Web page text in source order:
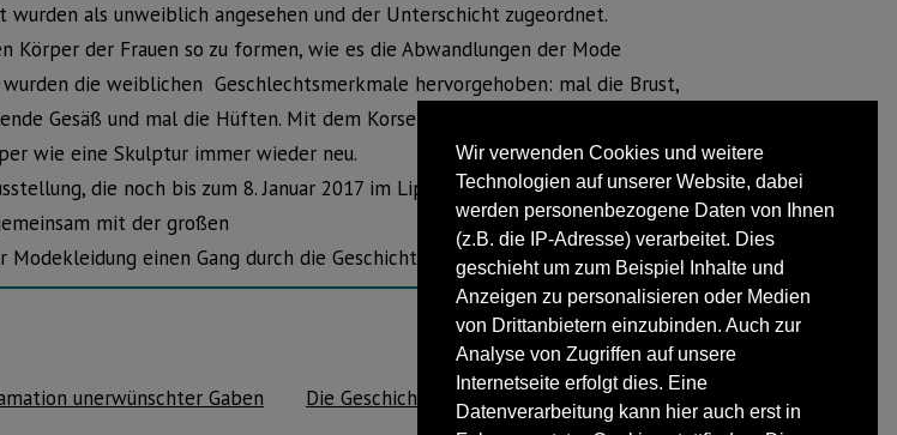
Wir verwenden Cookies und weitere
Technologien auf unserer Website, dabei
werden personenbezogene Daten von Ihnen
(z.B. die IP-Adresse) verarbeitet. Dies
geschieht um zum Beispiel Inhalte und
Anzeigen zu personalisieren oder Medien
von Drittanbietern einzubinden. Auch zur
Analyse von Zugriffen auf unsere
Internetseite erfolgt dies. Eine
Datenverarbeitung kann hier auch erst in
wurden als unweiblich angesehen und der Unterschicht zugeordnet.
Körper der Frauen so zu formen, wie es die Abwandlungen der Mode
die weiblichen Geschlechtsmerkmale hervorgehoben: mal die Brust,
Gesäß und mal die Hüften. Mit dem Korsett formen die Launen der Mode
wie eine Skulptur immer wieder neu.
die noch bis zum 8. Januar 2017 im Lippischen Landesmuseum Detmold
mit der großen
Modekleidung einen Gang durch die Geschichte.
unerwünschter Gaben
NÄCHSTER BEITRAG
Die Geschichte der Künstlerkolonie zeitgemäß